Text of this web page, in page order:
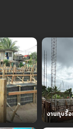
งานทุบรื้